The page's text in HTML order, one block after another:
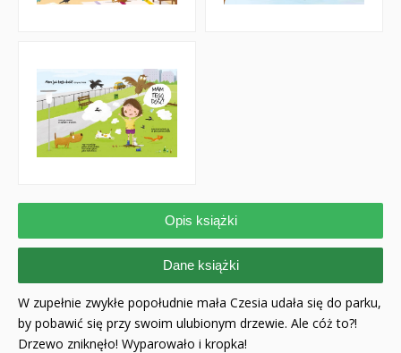
Opis książki
Dane książki
W zupełnie zwykłe popołudnie mała Czesia udała się do parku,
by pobawić się przy swoim ulubionym drzewie. Ale cóż to?!
Drzewo zniknęło! Wyparowało i kropka!